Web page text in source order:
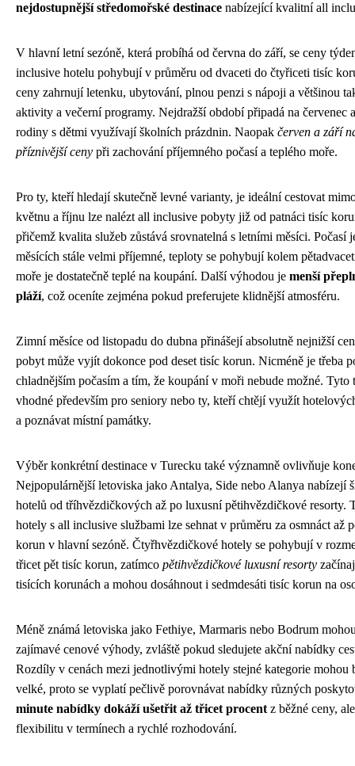
nejdostupnější středomořské destinace nabízející kvalitní all
V hlavní letní sezóně, která probíhá od června do září, se ceny
inclusive hotelu pohybují v průměru od dvaceti do čtyřiceti tisíc
ceny zahrnují letenku, ubytování, plnou penzi s nápoji a většinou
aktivity a večerní programy. Nejdražší období připadá na červenec
rodiny s dětmi využívají školních prázdnin. Naopak červen a září
příznivější ceny při zachování příjemného počasí a teplého moře.
Pro ty, kteří hledají skutečně levné varianty, je ideální cestovat
květnu a říjnu lze nalézt all inclusive pobyty již od patnáci tisíc
přičemž kvalita služeb zůstává srovnatelná s letními měsíci. Počasí
měsících stále velmi příjemné, teploty se pohybují kolem
moře je dostatečně teplé na koupání. Další výhodou je menší
pláží, což oceníte zejména pokud preferujete klidnější atmosféru.
Zimní měsíce od listopadu do dubna přinášejí absolutně nejnižší
pobyt může vyjít dokonce pod deset tisíc korun. Nicméně je třeba
chladnějším počasím a tím, že koupání v moři nebude možné. Tyto
vhodné především pro seniory nebo ty, kteří chtějí využít
a poznávat místní památky.
Výběr konkrétní destinace v Turecku také významně ovlivňuje
Nejpopulárnější letoviska jako Antalya, Side nebo Alanya nabízejí
hotelů od tříhvězdičkových až po luxusní pětihvězdičkové resorty.
hotely s all inclusive službami lze sehnat v průměru za osmnáct až
korun v hlavní sezóně. Čtyřhvězdičkové hotely se pohybují v
třicet pět tisíc korun, zatímco pětihvězdičkové luxusní resorty
tisících korunách a mohou dosáhnout i sedmdesáti tisíc korun na
Méně známá letoviska jako Fethiye, Marmaris nebo Bodrum
zajímavé cenové výhody, zvláště pokud sledujete akční nabídky
Rozdíly v cenách mezi jednotlivými hotely stejné kategorie mohou
velké, proto se vyplatí pečlivě porovnávat nabídky různých
minute nabídky dokáží ušetřit až třicet procent z běžné ceny,
flexibilitu v termínech a rychlé rozhodování.